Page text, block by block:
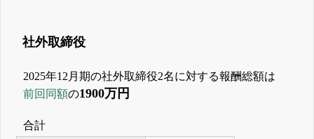
社外取締役
2025年12月期の社外取締役2名に対する報酬総額は
前回同額の1900万円
合計